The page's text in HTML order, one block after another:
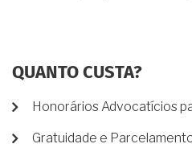
QUANTO CUSTA?
Honorários Advocatícios
Gratuidade e